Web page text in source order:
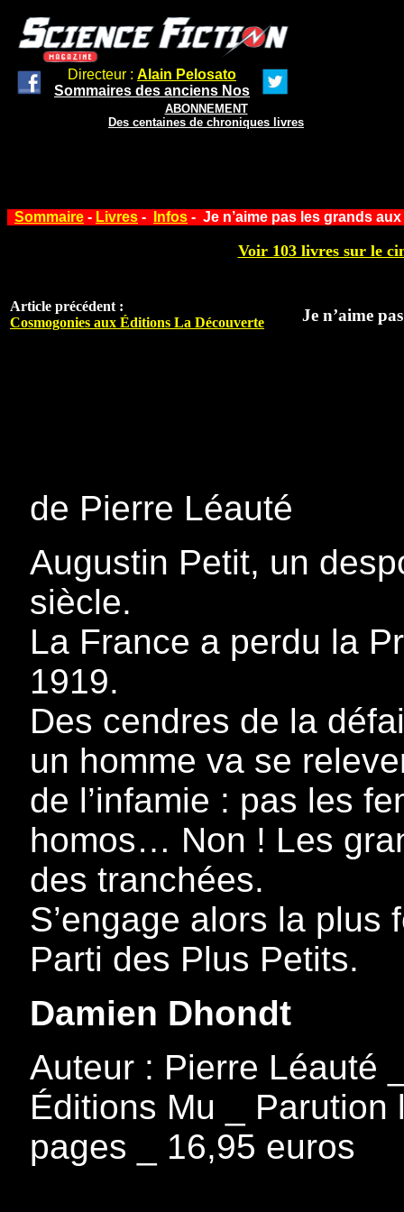
Directeur : Alain Pelosato
Sommaires des anciens Nos
ABONNEMENT
Des centaines de chroniques livres
Sommaire - Livres - Infos - Je n’aime pas les grands
Voir 103 livres sur le
Article précédent :
Cosmogonies aux Éditions La Découverte
Je n’aime
de Pierre Léauté
Augustin Petit, un
siècle.
La France a perdu la
1919.
Des cendres de la
un homme va se
de l’infamie : pas les
homos… Non ! Les
des tranchées.
S’engage alors la
Parti des Plus Petits.
Damien Dhondt
Auteur : Pierre Léauté
Éditions Mu _
pages _ 16,95 euros